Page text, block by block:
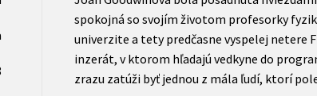
spokojná so svojím životom profesorky
univerzite a tety predčasne vyspelej netere
inzerát, v ktorom hľadajú vedkyne do
zrazu zatúži byť jednou z mála ľudí, ktorí